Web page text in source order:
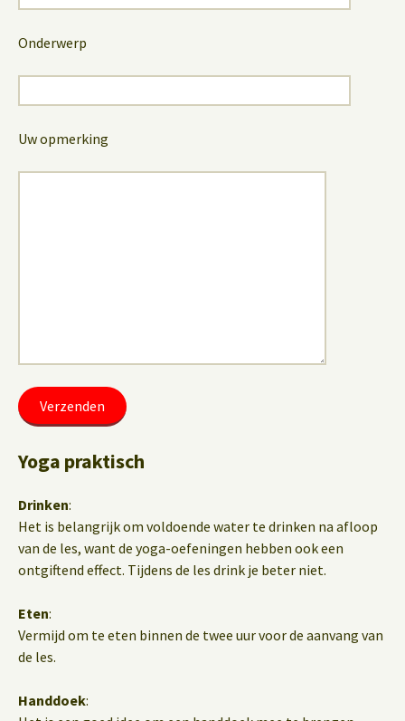
Onderwerp
Uw opmerking
Yoga praktisch
Drinken:
Het is belangrijk om voldoende water te drinken na afloop
van de les, want de yoga-oefeningen hebben ook een
ontgiftend effect. Tijdens de les drink je beter niet.
Eten:
Vermijd om te eten binnen de twee uur voor de aanvang van
de les.
Handdoek: